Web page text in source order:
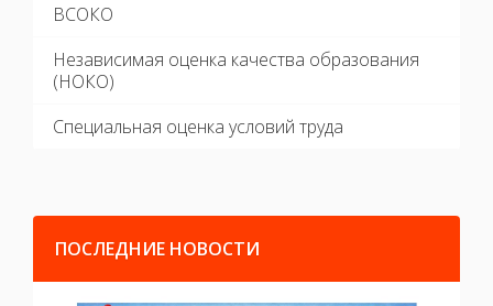
ВСОКО
Независимая оценка качества образования
(НОКО)
Специальная оценка условий труда
ПОСЛЕДНИЕ НОВОСТИ